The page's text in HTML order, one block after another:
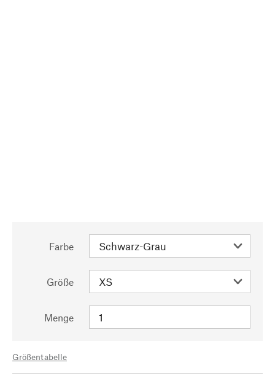
Farbe
Größe
Menge
Größentabelle